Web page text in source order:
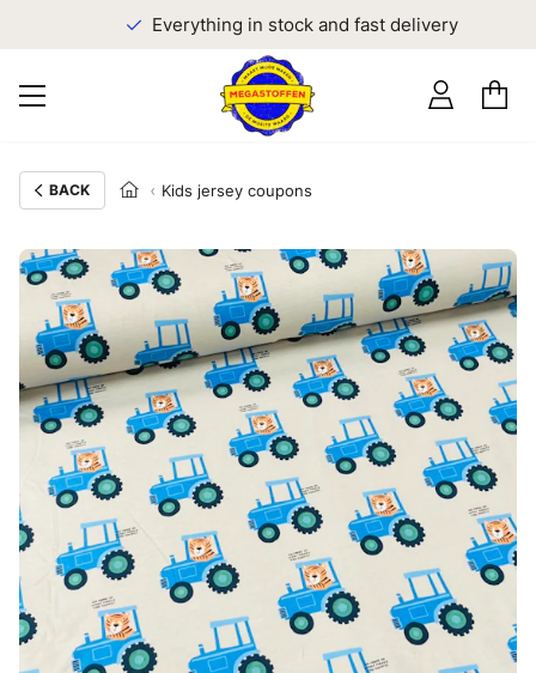
Everything in stock and fast delivery
BACK Kids jersey coupons